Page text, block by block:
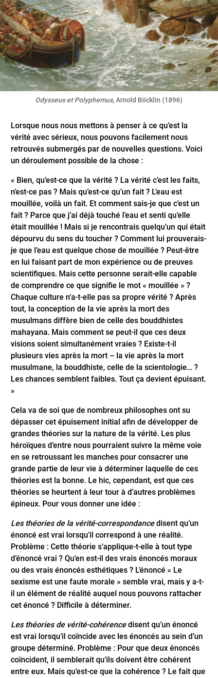
Odysseus et Polyphemus,Arnold Böcklin (1896)
Lorsque nous nous mettons à penser à ce qu’est la
vérité avec sérieux, nous pouvons facilement nous
retrouvés submergés par de nouvelles questions. Voici
un déroulement possible de la chose :
« Bien, qu’est-ce que la vérité ? La vérité c’est les faits,
n’est-ce pas ? Mais qu’est-ce qu’un fait ? L’eau est
mouillée, voilà un fait. Et comment sais-je que c’est un
fait ? Parce que j’ai déjà touché l’eau et senti qu’elle
était mouillée ! Mais si je rencontrais quelqu’un qui était
dépourvu du sens du toucher ? Comment lui prouverais-
je que l’eau est quelque chose de mouillée ? Peut-être
en lui faisant part de mon expérience ou de preuves
scientifiques. Mais cette personne serait-elle capable
de comprendre ce que signifie le mot « mouillée » ?
Chaque culture n’a-t-elle pas sa propre vérité ? Après
tout, la conception de la vie après la mort des
musulmans diffère bien de celle des bouddhistes
mahayana. Mais comment se peut-il que ces deux
visions soient simultanément vraies ? Existe-t-il
plusieurs vies après la mort – la vie après la mort
musulmane, la bouddhiste, celle de la scientologie… ?
Les chances semblent faibles. Tout ça devient épuisant.
»
Cela va de soi que de nombreux philosophes ont su
dépasser cet épuisement initial afin de développer de
grandes théories sur la nature de la vérité. Les plus
héroïques d’entre nous pourraient suivre la même voie
en se retroussant les manches pour consacrer une
grande partie de leur vie à déterminer laquelle de ces
théories est la bonne. Le hic, cependant, est que ces
théories se heurtent à leur tour à d’autres problèmes
épineux. Pour vous donner une idée :
Les théories de la vérité-correspondancedisent qu’un
énoncé est vrai lorsqu’il correspond à une réalité.
Problème : Cette théorie s’applique-t-elle à tout type
d’énoncé vrai ? Qu’en est-il des vrais énoncés moraux
ou des vrais énoncés esthétiques ? L’énoncé « Le
sexisme est une faute morale » semble vrai, mais y a-t-
il un élément de réalité auquel nous pouvons rattacher
cet énoncé ? Difficile à déterminer.
Les théories de vérité-cohérencedisent qu’un énoncé
est vrai lorsqu’il coïncide avec les énoncés au sein d’un
groupe déterminé. Problème : Pour que deux énoncés
coïncident, il semblerait qu’ils doivent être cohérent
entre eux. Mais qu’est-ce que la cohérence ? Le fait que